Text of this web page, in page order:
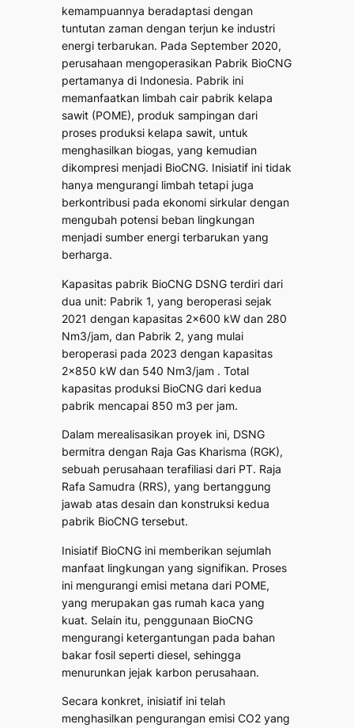
kemampuannya beradaptasi dengan
tuntutan zaman dengan terjun ke industri
energi terbarukan. Pada September 2020,
perusahaan mengoperasikan Pabrik BioCNG
pertamanya di Indonesia. Pabrik ini
memanfaatkan limbah cair pabrik kelapa
sawit (POME), produk sampingan dari
proses produksi kelapa sawit, untuk
menghasilkan biogas, yang kemudian
dikompresi menjadi BioCNG. Inisiatif ini tidak
hanya mengurangi limbah tetapi juga
berkontribusi pada ekonomi sirkular dengan
mengubah potensi beban lingkungan
menjadi sumber energi terbarukan yang
berharga.
Kapasitas pabrik BioCNG DSNG terdiri dari
dua unit: Pabrik 1, yang beroperasi sejak
2021 dengan kapasitas 2×600 kW dan 280
Nm3/jam, dan Pabrik 2, yang mulai
beroperasi pada 2023 dengan kapasitas
2×850 kW dan 540 Nm3/jam . Total
kapasitas produksi BioCNG dari kedua
pabrik mencapai 850 m3 per jam.
Dalam merealisasikan proyek ini, DSNG
bermitra dengan Raja Gas Kharisma (RGK),
sebuah perusahaan terafiliasi dari PT. Raja
Rafa Samudra (RRS), yang bertanggung
jawab atas desain dan konstruksi kedua
pabrik BioCNG tersebut.
Inisiatif BioCNG ini memberikan sejumlah
manfaat lingkungan yang signifikan. Proses
ini mengurangi emisi metana dari POME,
yang merupakan gas rumah kaca yang
kuat. Selain itu, penggunaan BioCNG
mengurangi ketergantungan pada bahan
bakar fosil seperti diesel, sehingga
menurunkan jejak karbon perusahaan.
Secara konkret, inisiatif ini telah
menghasilkan pengurangan emisi CO2 yang